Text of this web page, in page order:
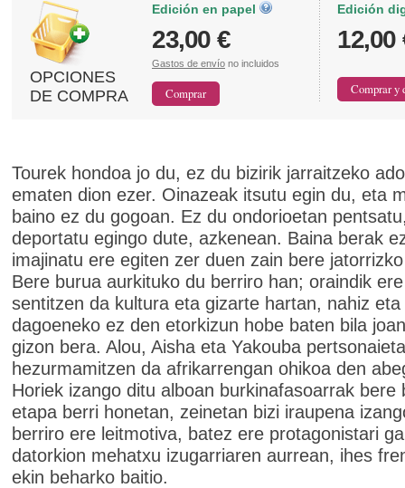
OPCIONES
DE COMPRA
Edición en papel
23,00 €
Gastos de envío no incluidos
Edición
12,00
Tourek hondoa jo du, ez du bizirik jarraitzeko
ematen dion ezer. Oinazeak itsutu egin du, eta
baino ez du gogoan. Ez du ondorioetan
deportatu egingo dute, azkenean. Baina berak
imajinatu ere egiten zer duen zain bere
Bere burua aurkituko du berriro han; oraindik
sentitzen da kultura eta gizarte hartan, nahiz eta
dagoeneko ez den etorkizun hobe baten bila
gizon bera. Alou, Aisha eta Yakouba
hezurmamitzen da afrikarrengan ohikoa den
Horiek izango ditu alboan burkinafasoarrak bere
etapa berri honetan, zeinetan bizi iraupena
berriro ere leitmotiva, batez ere protagonistari
datorkion mehatxu izugarriaren aurrean, ihes
ekin beharko baitio.